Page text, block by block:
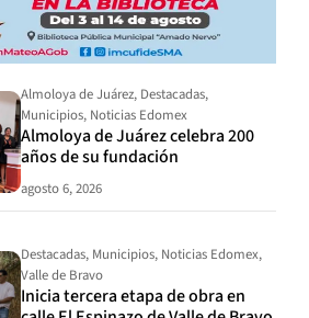
Almoloya de Juárez, Destacadas,
Municipios, Noticias Edomex
Almoloya de Juárez celebra 200
años de su fundación
agosto 6, 2026
Destacadas, Municipios, Noticias Edomex,
Valle de Bravo
Inicia tercera etapa de obra en